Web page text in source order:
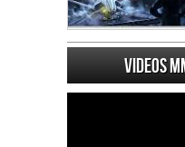
Videos